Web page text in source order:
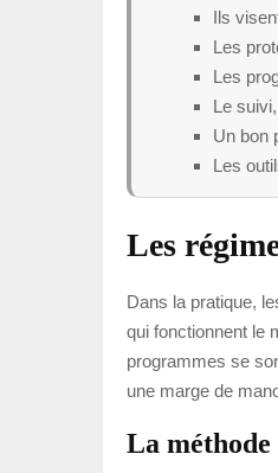
Ils
Les
Les
Le
Un bon
Les
Les
Dans la pratique,
qui fonctionnent le
programmes se
une marge de
La